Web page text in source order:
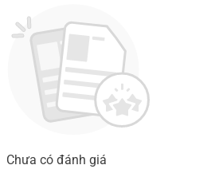
Chưa có đánh giá